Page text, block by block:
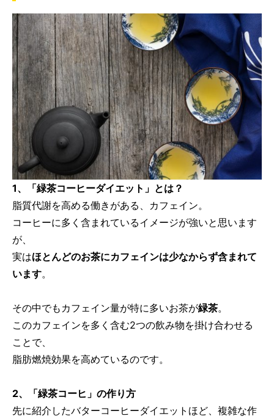
1、「緑茶コーヒーダイエット」とは？
脂質代謝を高める働きがある、カフェイン。
コーヒーに多く含まれているイメージが強いと思います
が、
実はほとんどのお茶にカフェインは少なからず含まれて
います。
その中でもカフェイン量が特に多いお茶が緑茶。
このカフェインを多く含む2つの飲み物を掛け合わせる
ことで、
脂肪燃焼効果を高めているのです。
2、「緑茶コーヒ」の作り方
先に紹介したバターコーヒーダイエットほど、複雑な作